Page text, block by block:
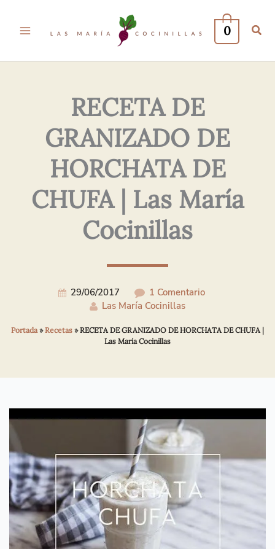
0
RECETA DE
GRANIZADO DE
HORCHATA DE
CHUFA | Las María
Cocinillas
29/06/2017
1 Comentario
Las María Cocinillas
Portada»Recetas »RECETA DE GRANIZADO DE HORCHATA DE CHUFA |
Las María Cocinillas
Electrónico*